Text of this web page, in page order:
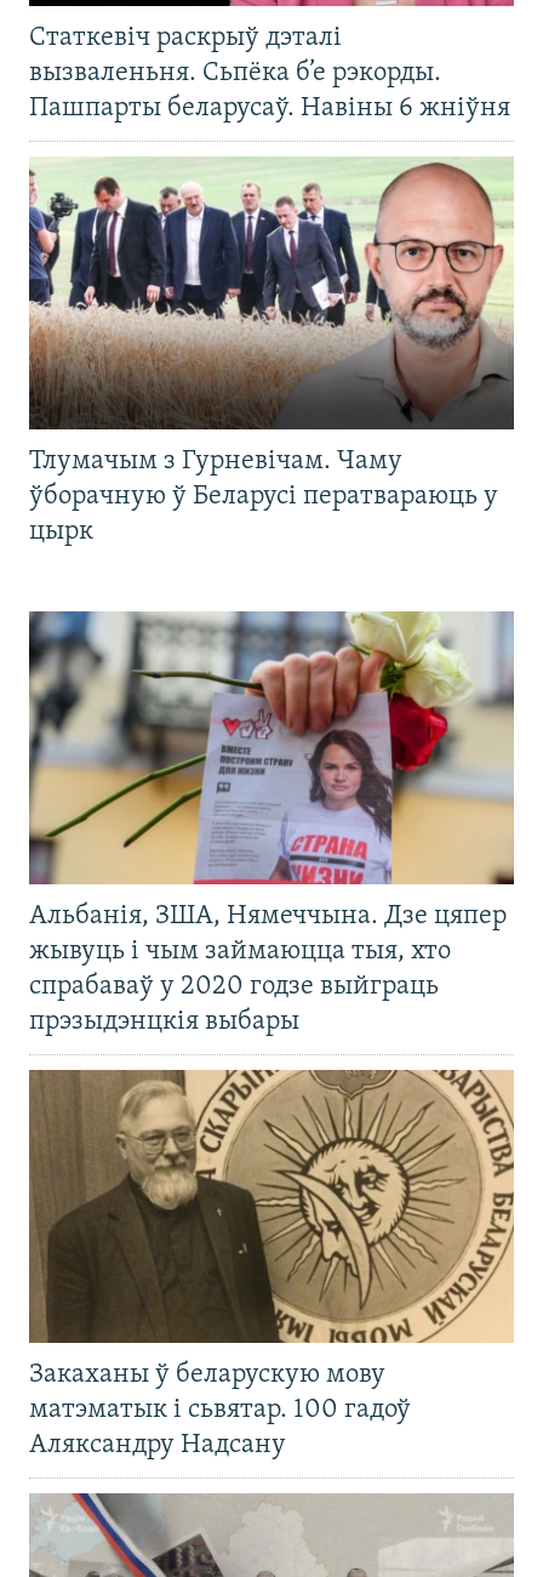
Статкевіч раскрыў дэталі
вызваленьня. Сьпёка б’е рэкорды.
Пашпарты беларусаў. Навіны 6 жніўня
Тлумачым з Гурневічам. Чаму
ўборачную ў Беларусі ператвараюць у
цырк
Альбанія, ЗША, Нямеччына. Дзе цяпер
жывуць і чым займаюцца тыя, хто
спрабаваў у 2020 годзе выйграць
прэзыдэнцкія выбары
Закаханы ў беларускую мову
матэматык і сьвятар. 100 гадоў
Аляксандру Надсану